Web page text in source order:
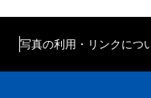
写真の利用・リンクにつ